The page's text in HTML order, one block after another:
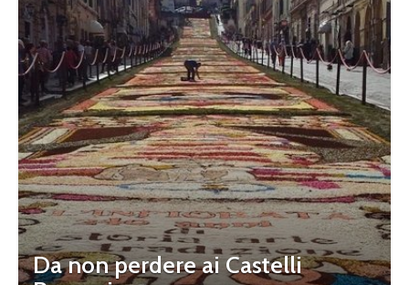
Da non perdere ai Castelli